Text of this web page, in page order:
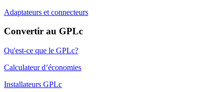
Adaptateurs et connecteurs
Convertir au GPLc
Qu'est-ce que le GPLc?
Calculateur d’économies
Installateurs GPLc